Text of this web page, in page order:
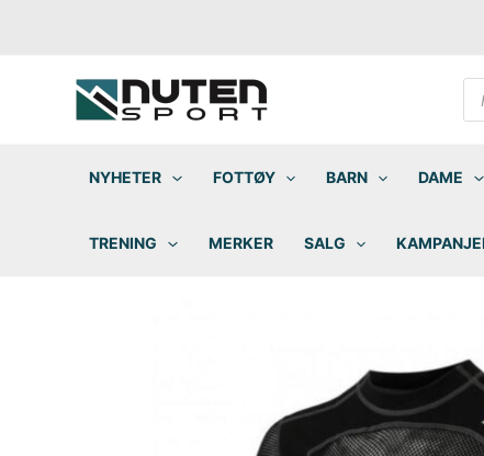
NYHETER FOTTØY BARN DAME
TRENING MERKER SALG